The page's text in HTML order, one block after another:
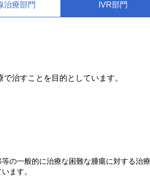
治療部門 IVR部門
治すことを目的としています。
の一般的に治療な困難な腫瘍に対する治
ます。